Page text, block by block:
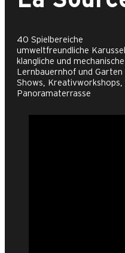
40 Spielbereiche
umweltfreundliche
klangliche und
Lernbauernhof und Garten
Shows, Kreativworkshops,
Panoramaterrasse